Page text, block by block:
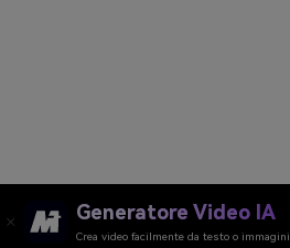
Generatore Video IA
Crea video facilmente da testo o immagini